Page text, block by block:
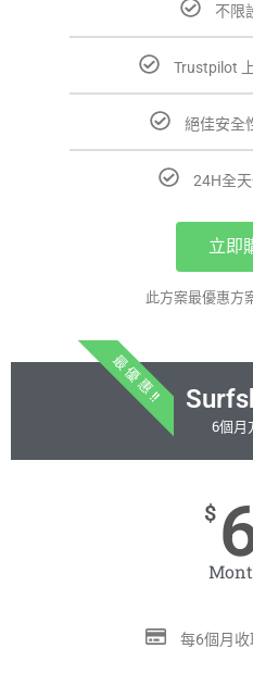
不限
Trustpilot
絕佳安全
24H全
立即
此方案最優惠方
最 優 惠 !!
6個月
$
每6個月收